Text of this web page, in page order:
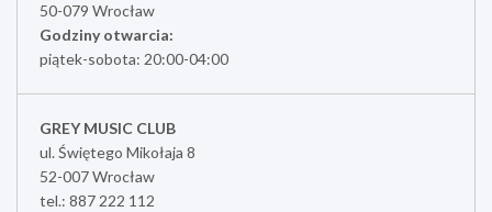
50-079 Wrocław
Godziny otwarcia:
piątek-sobota: 20:00-04:00
GREY MUSIC CLUB
ul. Świętego Mikołaja 8
52-007 Wrocław
tel.: 887 222 112